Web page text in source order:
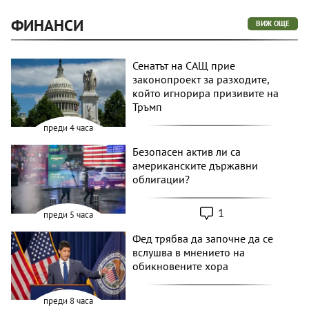
ФИНАНСИ ВИЖ ОЩЕ
преди 4 часа
Сенатът на САЩ прие
законопроект за разходите,
който игнорира призивите на
Тръмп
преди 5 часа
Безопасен актив ли са
американските държавни
облигации?
1
преди 8 часа
Фед трябва да започне да се
вслушва в мнението на
обикновените хора